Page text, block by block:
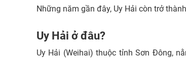
Những năm gần đây, Uy Hải còn trở
Uy Hải ở đâu?
Uy Hải (Weihai) thuộc tỉnh Sơn Đông,